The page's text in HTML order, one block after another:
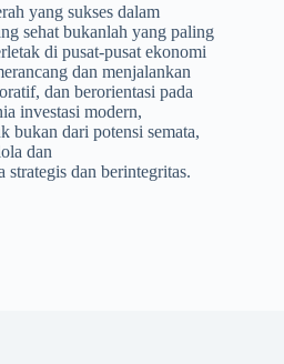
yang sukses dalam
sehat bukanlah yang paling
di pusat-pusat ekonomi
dan menjalankan
dan berorientasi pada
investasi modern,
bukan dari potensi semata,
dan
strategis dan berintegritas.